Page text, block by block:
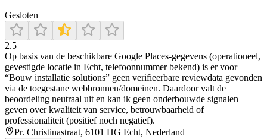
Gesloten
2.5
Op basis van de beschikbare Google Places-gegevens (operationeel,
gevestigde locatie in Echt, telefoonnummer bekend) is er voor
“Bouw installatie solutions” geen verifieerbare reviewdata gevonden
via de toegestane webbronnen/domeinen. Daardoor valt de
beoordeling neutraal uit en kan ik geen onderbouwde signalen
geven over kwaliteit van service, betrouwbaarheid of
professionaliteit (positief noch negatief).
Pr. Christinastraat, 6101 HG Echt, Nederland